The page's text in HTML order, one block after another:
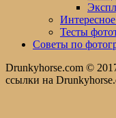
Тесты
Советы по
Drunkyhorse.com ©
ссылки на